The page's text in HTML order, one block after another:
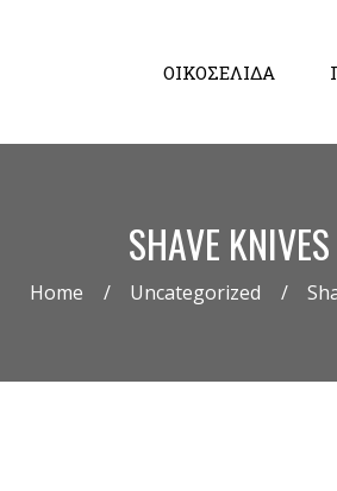
ΟΙΚΟΣΕΛΙΔΑ
SHAVE
Home Uncategorized